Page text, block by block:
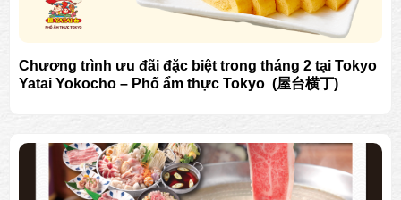
Chương trình ưu đãi đặc biệt trong tháng 2 tại Tokyo
Yatai Yokocho – Phố ẩm thực Tokyo (屋台横丁)